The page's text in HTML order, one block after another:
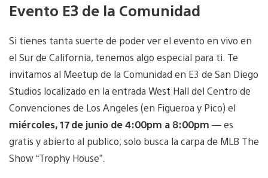
Evento E3 de la Comunidad
Si tienes tanta suerte de poder ver el evento en vivo en
el Sur de California, tenemos algo especial para ti. Te
invitamos al Meetup de la Comunidad en E3 de San Diego
Studios localizado en la entrada West Hall del Centro de
Convenciones de Los Angeles (en Figueroa y Pico) el
miércoles, 17 de junio de 4:00pm a 8:00pm — es
gratis y abierto al publico; solo busca la carpa de MLB The
Show “Trophy House”.